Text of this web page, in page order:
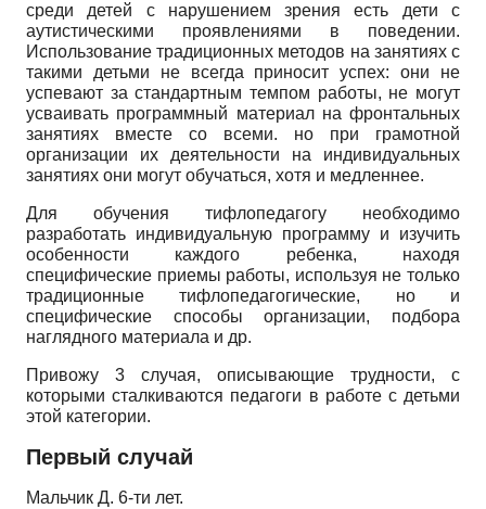
среди детей с нарушением зрения есть дети с
аутистическими проявлениями в поведении.
Использование традиционных методов на занятиях с
такими детьми не всегда приносит успех: они не
успевают за стандартным темпом работы, не могут
усваивать программный материал на фронтальных
занятиях вместе со всеми. но при грамотной
организации их деятельности на индивидуальных
занятиях они могут обучаться, хотя и медленнее.
Для обучения тифлопедагогу необходимо
разработать индивидуальную программу и изучить
особенности каждого ребенка, находя
специфические приемы работы, используя не только
традиционные тиф­лопедагогические, но и
специфические способы организации, подбора
наглядного материала и др.
Привожу 3 случая, описывающие трудности, с
которыми сталкиваются педагоги в работе с детьми
этой категории.
Первый случай
Мальчик Д. 6-ти лет.